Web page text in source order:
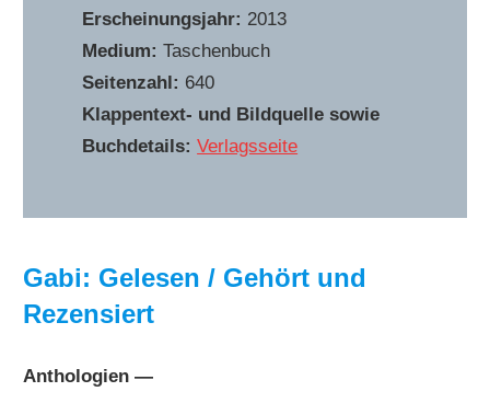
Erscheinungsjahr: 2013
Medium: Taschenbuch
Seitenzahl: 640
Klappentext- und Bildquelle sowie
Buchdetails: Verlagsseite
Gabi: Gelesen / Gehört und
Rezensiert
Anthologien —